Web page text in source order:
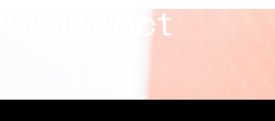
project